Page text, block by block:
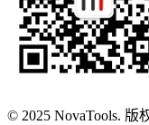
© 2025 NovaTools. 版